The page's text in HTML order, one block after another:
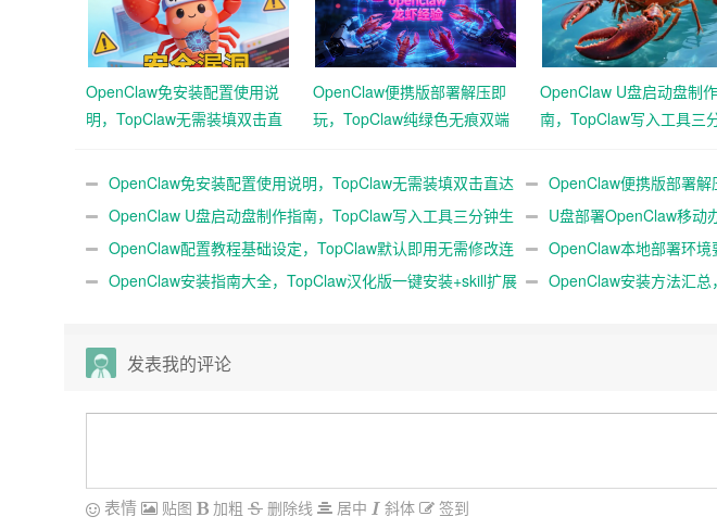
OpenClaw免安装配置使用说
明，TopClaw无需装填双击直
OpenClaw便携版部署解压即
玩，TopClaw纯绿色无痕双端
OpenClaw U盘启动盘制
南，TopClaw写入工具三
OpenClaw免安装配置使用说明，TopClaw无需装填双击直达
直连飞书
OpenClaw便携版部署
用免费满血
OpenClaw U盘启动盘制作指南，TopClaw写入工具三分钟生
成随身AI
U盘部署OpenClaw移动
满血开箱
OpenClaw配置教程基础设定，TopClaw默认即用无需修改连
QQ微信
OpenClaw本地部署环
直连微信教程
OpenClaw安装指南大全，TopClaw汉化版一键安装+skill扩展
OpenClaw安装方法汇
发表我的评论
表情 贴图 加粗 删除线 居中 斜体 签到